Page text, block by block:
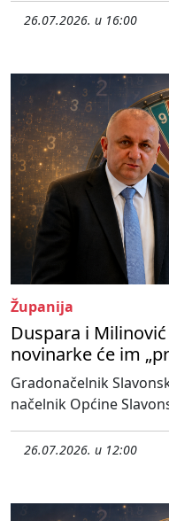
26.07.2026. u 16:00
Županija
Duspara i
novinarke će im
Gradonačelnik
načelnik Općine
26.07.2026. u 12:00